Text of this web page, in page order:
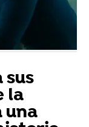
sus
la
una